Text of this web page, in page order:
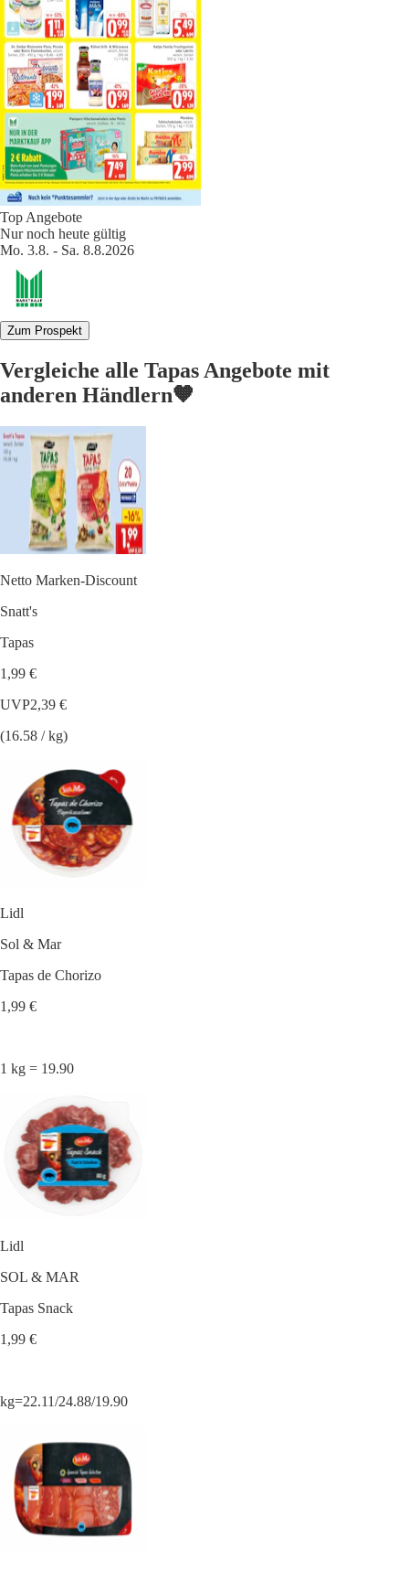
Top Angebote
Nur noch heute gültig
Mo. 3.8. - Sa. 8.8.2026
Zum Prospekt
Vergleiche alle Tapas Angebote mit
anderen Händlern🧡
Netto Marken-Discount
Snatt's
Tapas
1,99 €
UVP2,39 €
(16.58 / kg)
Lidl
Sol & Mar
Tapas de Chorizo
1,99 €
1 kg = 19.90
Lidl
SOL & MAR
Tapas Snack
1,99 €
kg=22.11/24.88/19.90